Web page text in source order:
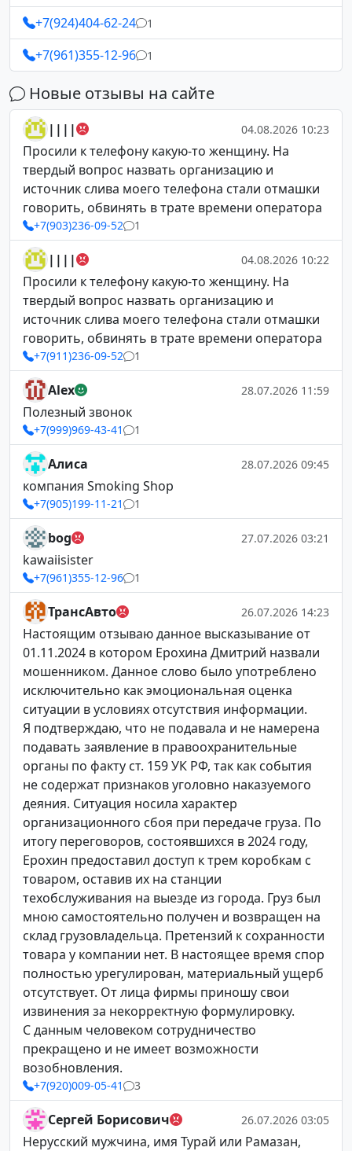
+7(924)404-62-24 1
+7(961)355-12-96 1
Новые отзывы на сайте
|||| 04.08.2026 10:23
Просили к телефону какую-то женщину. На
твердый вопрос назвать организацию и
источник слива моего телефона стали отмашки
говорить, обвинять в трате времени оператора
+7(903)236-09-52 1
|||| 04.08.2026 10:22
Просили к телефону какую-то женщину. На
твердый вопрос назвать организацию и
источник слива моего телефона стали отмашки
говорить, обвинять в трате времени оператора
+7(911)236-09-52 1
Alex 28.07.2026 11:59
Полезный звонок
+7(999)969-43-41 1
Алиса 28.07.2026 09:45
компания Smoking Shop
+7(905)199-11-21 1
bog 27.07.2026 03:21
kawaiisister
+7(961)355-12-96 1
ТрансАвто 26.07.2026 14:23
Настоящим отзываю данное высказывание от
01.11.2024 в котором Ерохина Дмитрий назвали
мошенником. Данное слово было употреблено
исключительно как эмоциональная оценка
ситуации в условиях отсутствия информации.
Я подтверждаю, что не подавала и не намерена
подавать заявление в правоохранительные
органы по факту ст. 159 УК РФ, так как события
не содержат признаков уголовно наказуемого
деяния. Ситуация носила характер
организационного сбоя при передаче груза. По
итогу переговоров, состоявшихся в 2024 году,
Ерохин предоставил доступ к трем коробкам с
товаром, оставив их на станции
техобслуживания на выезде из города. Груз был
мною самостоятельно получен и возвращен на
склад грузовладельца. Претензий к сохранности
товара у компании нет. В настоящее время спор
полностью урегулирован, материальный ущерб
отсутствует. От лица фирмы приношу свои
извинения за некорректную формулировку.
С данным человеком сотрудничество
прекращено и не имеет возможности
возобновления.
+7(920)009-05-41 3
Сергей Борисович 26.07.2026 03:05
Нерусский мужчина, имя Турай или Рамазан,